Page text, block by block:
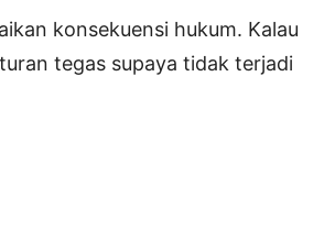
konsekuensi hukum. Kalau
tegas supaya tidak terjadi